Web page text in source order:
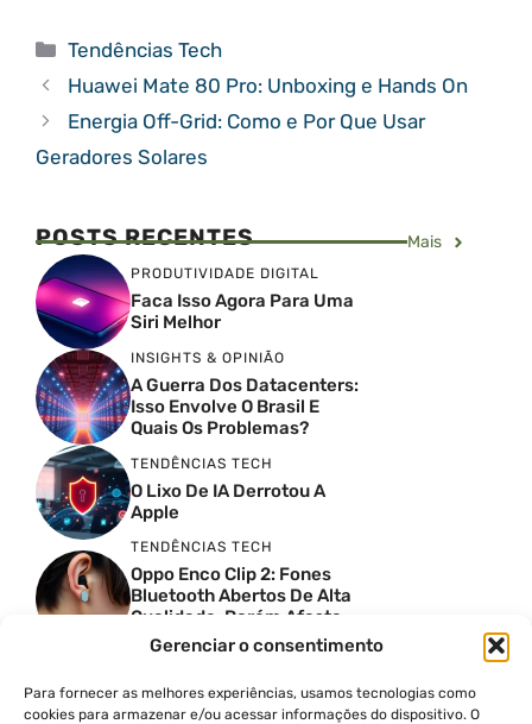
Gerenciar o consentimento
Para fornecer as melhores experiências, usamos tecnologias como
cookies para armazenar e/ou acessar informações do dispositivo. O
Categorias
Tendências Tech
Huawei Mate 80 Pro: Unboxing e Hands On
Energia Off-Grid: Como e Por Que Usar
Geradores Solares
POSTS RECENTES Mais
PRODUTIVIDADE DIGITAL
Faca Isso Agora Para Uma
Siri Melhor
INSIGHTS & OPINIÃO
A Guerra Dos Datacenters:
Isso Envolve O Brasil E
Quais Os Problemas?
TENDÊNCIAS TECH
O Lixo De IA Derrotou A
Apple
TENDÊNCIAS TECH
Oppo Enco Clip 2: Fones
Bluetooth Abertos De Alta
Qualidade, Porém Afasta
Novatos
Troquei Meu Garmin
Premium Por Um Relógio